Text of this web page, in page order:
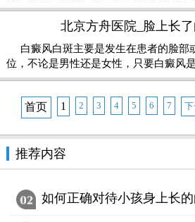
北京方舟医院_脸上长
白癜风白斑主要是发生在患者的脸部
位，不论是男性还是女性，只要白癜风
首页 1 2 3 4 5 6 7
推荐内容
如何正确对待小孩身上长